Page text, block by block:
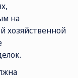
на
хозяйственной